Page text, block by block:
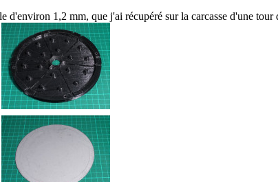
d'environ 1,2 mm, que j'ai récupéré sur la carcasse d'une tour